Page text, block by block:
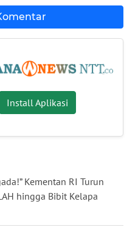
Install Aplikasi
Kementan RI Turun
hingga Bibit Kelapa